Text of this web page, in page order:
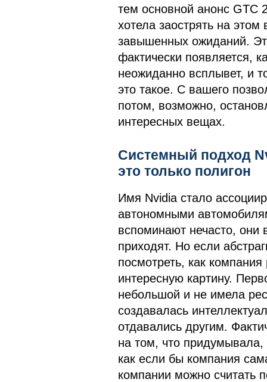
тем основной анонс
хотела заострять на
завышенных ожиданий.
фактически появляется,
неожиданно всплывет, и
это такое. С вашего
потом, возможно,
интересных вещах.
Системный подход
это только полигон
Имя Nvidia стало
автономными
вспоминают нечасто,
приходят. Но если
посмотреть, как
интересную картину.
небольшой и не имела
создавалась
отдавались другим.
на том, что
как если бы компания
компании можно считать